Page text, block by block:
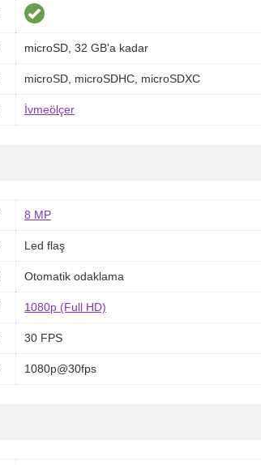
microSD, 32 GB'a kadar
microSD, microSDHC, microSDXC
İvmeölçer
8 MP
Led flaş
Otomatik odaklama
1080p (Full HD)
30 FPS
1080p@30fps